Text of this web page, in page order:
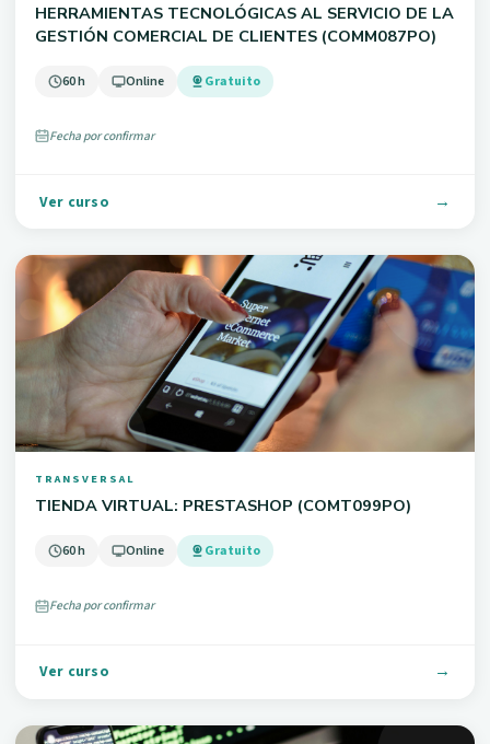
HERRAMIENTAS TECNOLÓGICAS AL SERVICIO DE LA
GESTIÓN COMERCIAL DE CLIENTES (COMM087PO)
60 h Online Gratuito
Fecha por confirmar
Ver curso
TRANSVERSAL
TIENDA VIRTUAL: PRESTASHOP (COMT099PO)
60 h Online Gratuito
Fecha por confirmar
Ver curso